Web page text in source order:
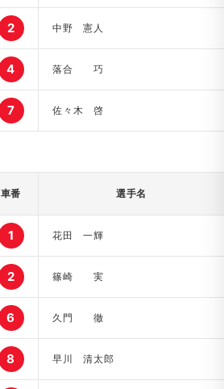
2 中野 憲人
4 落合 巧
7 佐々木 啓
車番 選手名
1 花田 一輝
2 篠崎 実
6 久門 徹
8 早川 清太郎